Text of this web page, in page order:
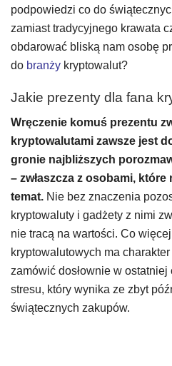
podpowiedzi co do
zamiast tradycyjnego krawata
obdarować bliską nam osobę
do branży kryptowalut?
Jakie prezenty dla fana
Wręczenie komuś prezentu
kryptowalutami zawsze jest
gronie najbliższych
– zwłaszcza z osobami,
temat. Nie bez znaczenia
kryptowaluty i gadżety z nimi
nie tracą na wartości. Co
kryptowalutowych ma
zamówić dosłownie w
stresu, który wynika ze zbyt
świątecznych zakupów.